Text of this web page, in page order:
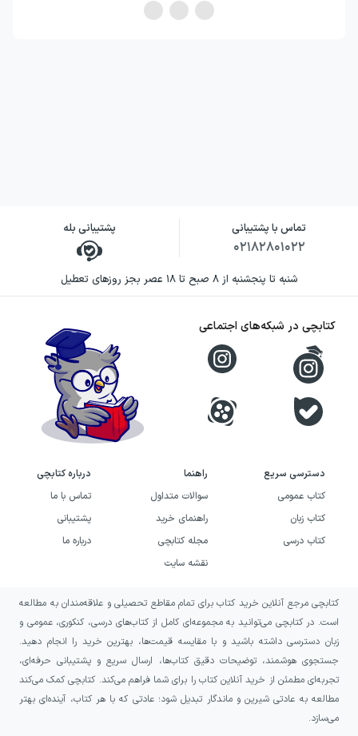
تماس با پشتیبانی
۰۲۱۸۲۸۰۱۰۲۲
پشتیبانی بله
شنبه تا پنجشنبه از ۸ صبح تا ۱۸ عصر بجز روزهای تعطیل
دسترسی سریع
کتاب عمومی
کتاب زبان
کتاب درسی
راهنما
سوالات متداول
راهنمای خرید
مجله کتابچی
نقشه سایت
درباره کتابچی
تماس با ما
پشتیبانی
درباره ما
کتابچی در شبکه‌های اجتماعی
کتابچی مرجع آنلاین خرید کتاب برای تمام مقاطع تحصیلی و علاقه‌مندان به مطالعه
است. در کتابچی می‌توانید به مجموعه‌ای کامل از کتاب‌های درسی، کنکوری، عمومی و
زبان دسترسی داشته باشید و با مقایسه قیمت‌ها، بهترین خرید را انجام دهید.
جستجوی هوشمند، توضیحات دقیق کتاب‌ها، ارسال سریع و پشتیبانی حرفه‌ای،
تجربه‌ای مطمئن از خرید آنلاین کتاب را برای شما فراهم می‌کند. کتابچی کمک می‌کند
مطالعه به عادتی شیرین و ماندگار تبدیل شود؛ عادتی که با هر کتاب، آینده‌ای بهتر
می‌سازد.